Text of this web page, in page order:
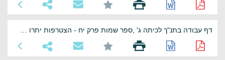
דף עבודה בתנ"ך לכיתה ג' ,ספר שמות פרק יח - הצטרפות יתרו לבני ישראל